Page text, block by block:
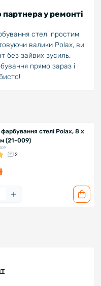
у ремонті
стелі простим
валики Polax, ви
без зайвих зусиль.
прямо зараз і
стелі Polax, 8 х
(21-009)
2